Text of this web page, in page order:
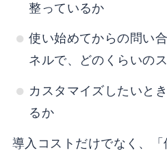
整っているか
使い始めてからの問い
ネルで、どのくらいの
カスタマイズしたいと
るか
導入コストだけでなく、